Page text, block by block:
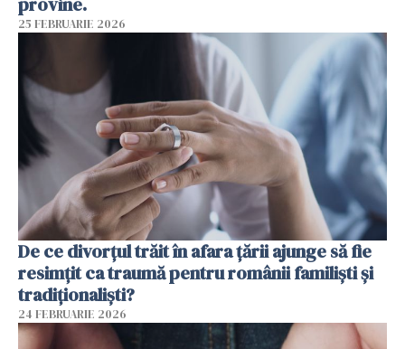
25 FEBRUARIE 2026
De ce divorțul trăit în afara țării ajunge să fie
resimțit ca traumă pentru românii familiști și
tradiționaliști?
24 FEBRUARIE 2026